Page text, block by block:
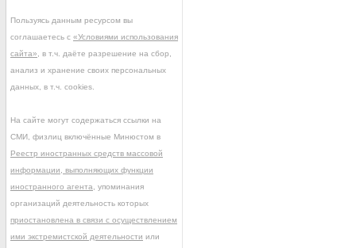
Пользуясь данным ресурсом вы
соглашаетесь с «Условиями использования
сайта» , в т.ч. даёте разрешение на сбор,
анализ и хранение своих персональных
данных, в т.ч. cookies.
На сайте могут содержаться ссылки на
СМИ, физлиц включённые Минюстом в
Реестр иностранных средств массовой
информации, выполняющих функции
иностранного агента , упоминания
организаций деятельность которых
приостановлена в связи с осуществлением
ими экстремистской деятельности или